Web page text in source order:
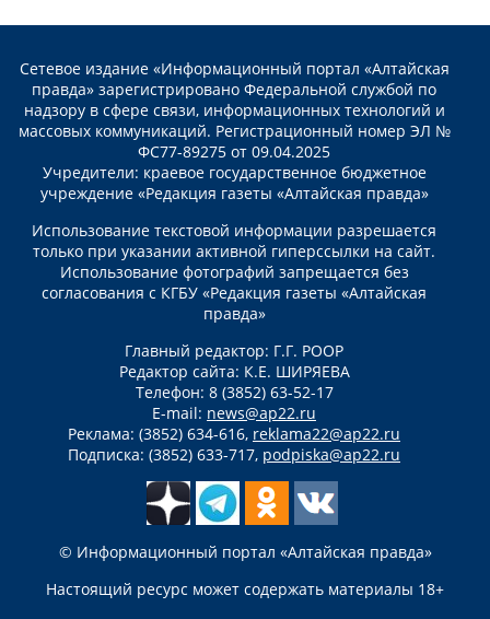
Сетевое издание «Информационный портал «Алтайская
правда» зарегистрировано Федеральной службой по
надзору в сфере связи, информационных технологий и
массовых коммуникаций. Регистрационный номер ЭЛ №
ФС77-89275 от 09.04.2025
Учредители: краевое государственное бюджетное
учреждение «Редакция газеты «Алтайская правда»
Использование текстовой информации разрешается
только при указании активной гиперссылки на сайт.
Использование фотографий запрещается без
согласования с КГБУ «Редакция газеты «Алтайская
правда»
Главный редактор: Г.Г. РООР
Редактор сайта: К.Е. ШИРЯЕВА
Телефон: 8 (3852) 63-52-17
E-mail: news@ap22.ru
Реклама: (3852) 634-616, reklama22@ap22.ru
Подписка: (3852) 633-717, podpiska@ap22.ru
© Информационный портал «Алтайская правда»
Настоящий ресурс может содержать материалы 18+